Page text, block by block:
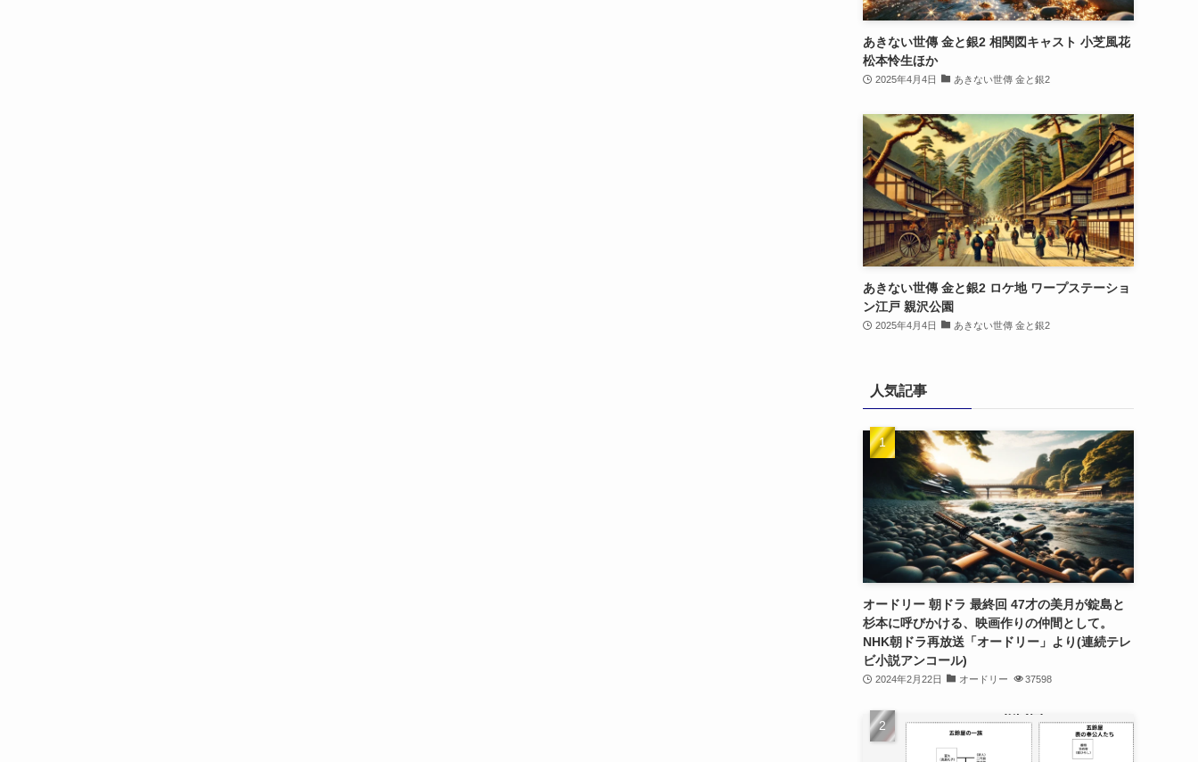
あきない世傳 金と銀2 相関図キャスト 小芝風花
松本怜生ほか
2025年4月4日 あきない世傳 金と銀2
あきない世傳 金と銀2 ロケ地 ワープステーショ
ン江戸 親沢公園
2025年4月4日 あきない世傳 金と銀2
人気記事
オードリー 朝ドラ 最終回 47才の美月が錠島と
杉本に呼びかける、映画作りの仲間として。
NHK朝ドラ再放送「オードリー」より(連続テレ
ビ小説アンコール)
2024年2月22日 オードリー 37598